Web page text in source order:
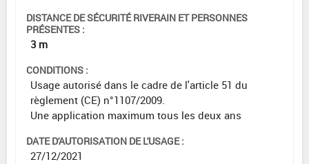
DISTANCE DE SÉCURITÉ RIVERAIN ET PERSONNES
PRÉSENTES :
3 m
CONDITIONS :
Usage autorisé dans le cadre de l'article 51 du
règlement (CE) n°1107/2009.
Une application maximum tous les deux ans
DATE D'AUTORISATION DE L'USAGE :
27/12/2021